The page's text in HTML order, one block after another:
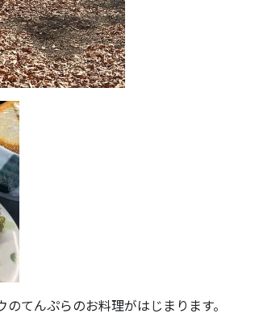
てんぷらのお料理がはじまります。